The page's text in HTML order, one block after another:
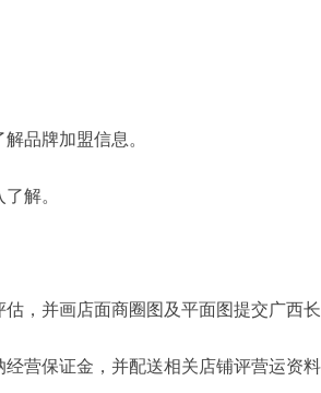
品牌加盟信息。
解。
，并画店面商圈图及平面图提交广西
营保证金，并配送相关店铺评营运资料